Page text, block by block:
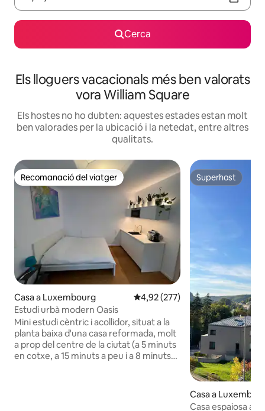
Cerca
Els lloguers vacacionals més ben valorats
vora William Square
Els hostes no ho dubten: aquestes estades estan molt
ben valorades per la ubicació i la netedat, entre altres
qualitats.
Recomanació del viatger
Recomanació del viatger
Casa a Luxembourg 4,92 de puntuació mitjana d'un
4,92 (277)
Estudi urbà modern Oasis
Mini estudi cèntric i acollidor, situat a la
planta baixa d'una casa reformada, molt
a prop del centre de la ciutat (a 5 minuts
en cotxe, a 15 minuts a peu i a 8 minuts
Superhost
Superhost
Casa a
Casa espaiosa al